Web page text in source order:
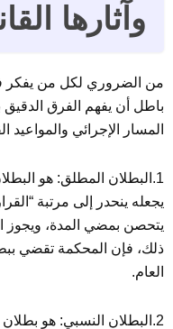
وآثارها
من الضروري لكل من يفكر
باطل أن يفهم الفرق الدقيق
المسار الإجرائي والمواعيد
1.البطلان المطلق: هو
يجعله ينحدر إلى مرتبة
يتحصن بمضي المدة،
ذلك، فإن المحكمة تقضي
العام.
2.البطلان النسبي: هو